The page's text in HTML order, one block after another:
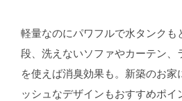
軽量なのにパワフルで水タンクも
段、洗えないソファやカーテン、
を使えば消臭効果も。新築のお家
ッシュなデザインもおすすめポイ